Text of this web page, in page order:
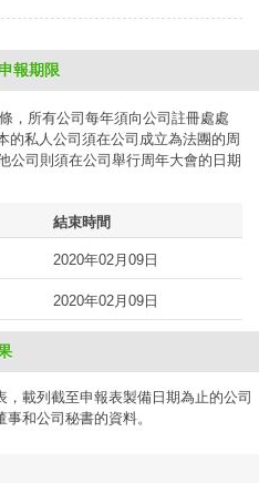
報期限
，所有公司每年須向公司註冊處處
的私人公司須在公司成立為法團的周
公司則須在公司舉行周年大會的日期
結束時間
2020年02月09日
2020年02月09日
載列截至申報表製備日期為止的公司
和公司秘書的資料。